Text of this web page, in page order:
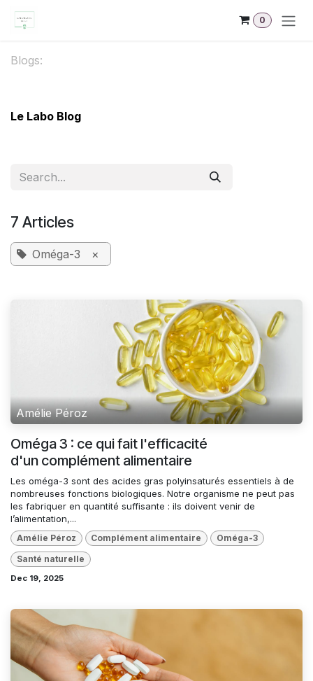
Skip to Content
0
Blogs:
Le Labo Blog
7 Articles
Oméga-3 ×
Amélie Péroz
Oméga 3 : ce qui fait l'efficacité
d'un complément alimentaire
Les oméga-3 sont des acides gras polyinsaturés essentiels à de
nombreuses fonctions biologiques. Notre organisme ne peut pas
les fabriquer en quantité suffisante : ils doivent venir de
l’alimentation,...
Amélie Péroz Complément alimentaire Oméga-3
Santé naturelle
Dec 19, 2025